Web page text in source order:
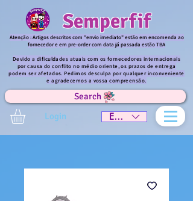
Semperfif
Atenção : Artigos descritos com "envio imediato" estão em encomenda ao
fornecedor e em pre-order com data já passada estão TBA
Devido a dificuldades atuais com os fornecedores internacionais
por causa do conflito no médio oriente, os prazos de entrega
podem ser afetados. Pedimos desculpa por qualquer inconveniente
e agradecemos a vossa compreensão.
Search
Login
EUR (€)